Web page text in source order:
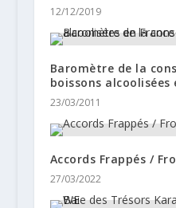
12/12/2019
Baromètre de la
boissons alcoolisées
23/03/2011
Accords Frappés /
27/03/2022